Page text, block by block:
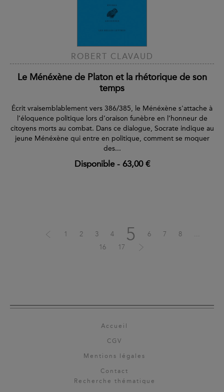
ROBERT CLAVAUD
Le Ménéxène de Platon et la rhétorique de son
temps
Écrit vraisemblablement vers 386/385, le Ménéxène s'attache à
l’éloquence politique lors d’oraison funèbre en l’honneur de
citoyens morts au combat. Dans ce dialogue, Socrate indique au
jeune Ménéxène qui entre en politique, comment se moquer
des...
Disponible- 63,00 €
1 2 3 4 5 6 7 8
...
16
17
Accueil
CGV
Mentions légales
Contact
Recherche thématique